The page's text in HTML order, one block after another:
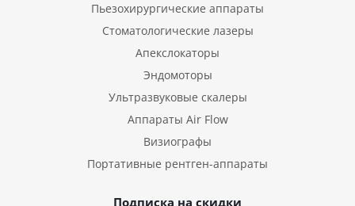
Пьезохирургические аппараты
Стоматологические лазеры
Апекслокаторы
Эндомоторы
Ультразвуковые скалеры
Аппараты Air Flow
Визиографы
Портативные рентген-аппараты
Подписка на скидки